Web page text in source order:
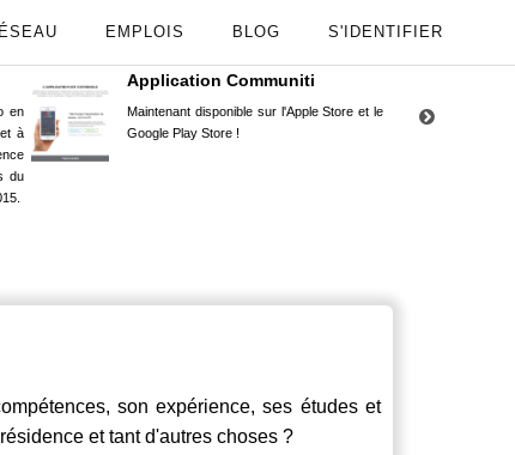
EMPLOIS BLOG S'IDENTIFIER
en
à
du
Application Communiti
Maintenant disponible sur l'Apple Store et le
Google Play Store !
son expérience, ses études et
et tant d'autres choses ?